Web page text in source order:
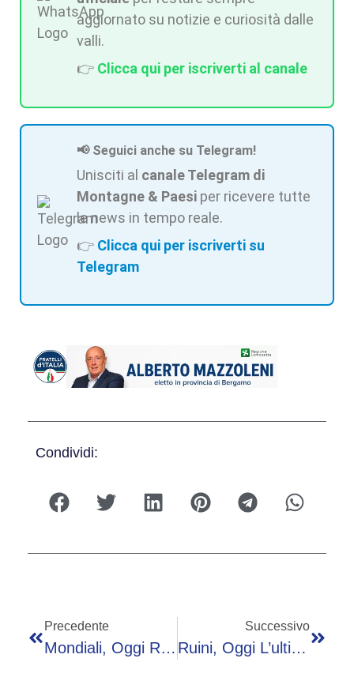
aggiornato su notizie e curiosità dalle
valli.
👉 Clicca qui per iscriverti al canale
📢 Seguici anche su Telegram!
Unisciti al canale Telegram di
Montagne & Paesi per ricevere tutte
le news in tempo reale.
👉 Clicca qui per iscriverti su
Telegram
Condividi:
Precedente
Mondiali, Oggi Repubblica Ceca-Sudafrica: Orario, Probabili Formazioni E Dove Vederla
Successivo
Ruini, Oggi L’ultimo Saluto Al Cardinale: Il Papa Celebra I Funerali A San Pietro